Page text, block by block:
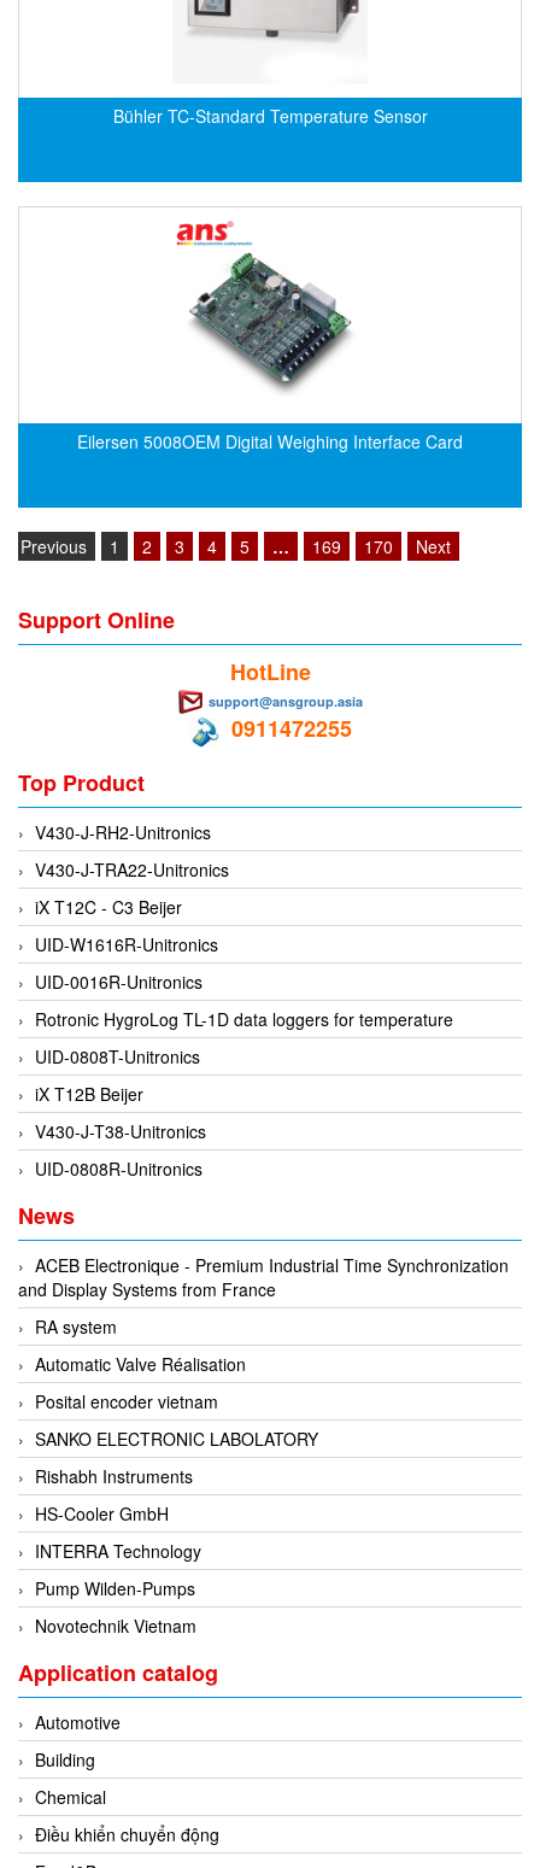
FMS Vietnam
Fossil Power Systems
Francis Vietnam
Freezemod
FTM Vietnam
Fujian LEAD
Fujikura
Fukuta
GAI-Tronics
Gardasoft
GASDNA Vietnam
Gasensor
Gave
Gazex
GE Panametrics
GEDORE
GEFA PROCESSTECHNIK GMBH
Gefran
Gems Sensor
Gemu
GENEBRE
Genesislamp
Geokon Vietnam
GESIPA
Gessmann
GF
Ghisalba
Gill Instruments
Giovenzana Vietnam
Glamox
Bühler TC-Standard Temperature Sensor
Eilersen 5008OEM Digital Weighing Interface Card
Previous 1 2 3 4 5 … 169 170 Next
Support Online
HotLine
support@ansgroup.asia
0911472255
Top Product
V430-J-RH2-Unitronics
V430-J-TRA22-Unitronics
iX T12C - C3 Beijer
UID-W1616R-Unitronics
UID-0016R-Unitronics
Rotronic HygroLog TL-1D data loggers for temperature
UID-0808T-Unitronics
iX T12B Beijer
V430-J-T38-Unitronics
UID-0808R-Unitronics
News
ACEB Electronique - Premium Industrial Time Synchronization
and Display Systems from France
RA system
Automatic Valve Réalisation
Posital encoder vietnam
SANKO ELECTRONIC LABOLATORY
Rishabh Instruments
HS-Cooler GmbH
INTERRA Technology
Pump Wilden-Pumps
Novotechnik Vietnam
Application catalog
Automotive
Building
Chemical
Điều khiển chuyển động